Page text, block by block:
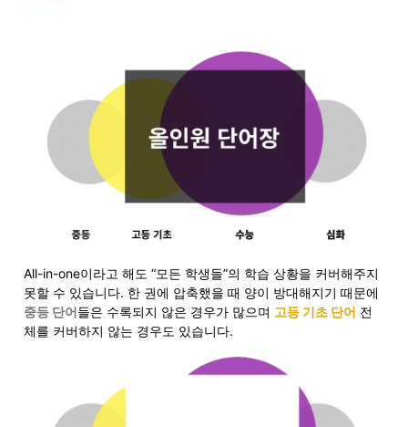
All-in-one이라고 해도 “모든 학생들”의 학습 상황을 커버해주지
중등 단어들은 수록되지 않은 경우가 많으며 고등 기초 단어 전
체를 커버하지 않는 경우도 있습니다.